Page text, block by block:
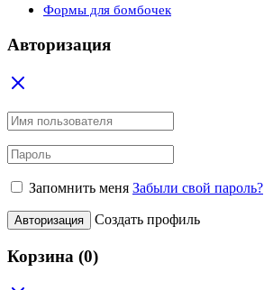
Формы для бомбочек
Авторизация
Запомнить меня Забыли свой пароль?
Авторизация Создать профиль
Корзина (0)